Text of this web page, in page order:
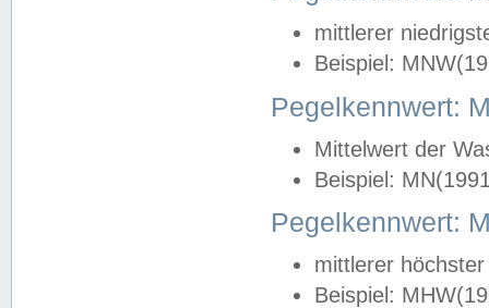
mittlerer
Beispiel:
Pegelkennwert:
Mittelwert der
Beispiel:
Pegelkennwert:
mittlerer
Beispiel: